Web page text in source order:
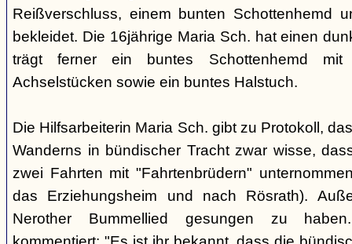
Reißverschluss, einem bunten Schottenhemd
bekleidet. Die 16jährige Maria Sch. hat einen
trägt ferner ein buntes Schottenhemd
Achselstücken sowie ein buntes Halstuch.
Die Hilfsarbeiterin Maria Sch. gibt zu Protokoll,
Wanderns in bündischer Tracht zwar wisse,
zwei Fahrten mit "Fahrtenbrüdern"
das Erziehungsheim und nach Rösrath).
Nerother Bummellied gesungen zu